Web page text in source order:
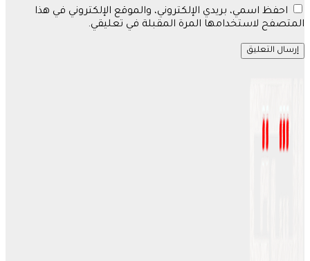
احفظ اسمي، بريدي الإلكتروني، والموقع الإلكتروني في هذا
المتصفح لاستخدامها المرة المقبلة في تعليقي.